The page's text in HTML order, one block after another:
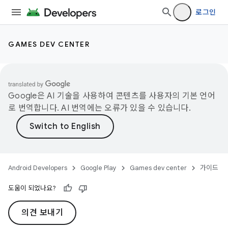
로그인
GAMES DEV CENTER
Google은 AI 기술을 사용하여 콘텐츠를 사용자의 기본 언어
로 번역합니다. AI 번역에는 오류가 있을 수 있습니다.
Android Developers Google Play Games dev center 가이드
도움이 되었나요?
의견 보내기